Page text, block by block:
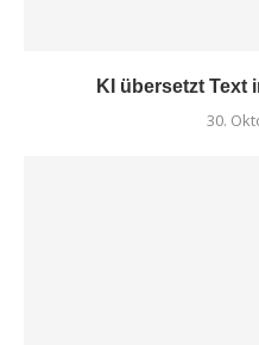
KI übersetzt Text
30.